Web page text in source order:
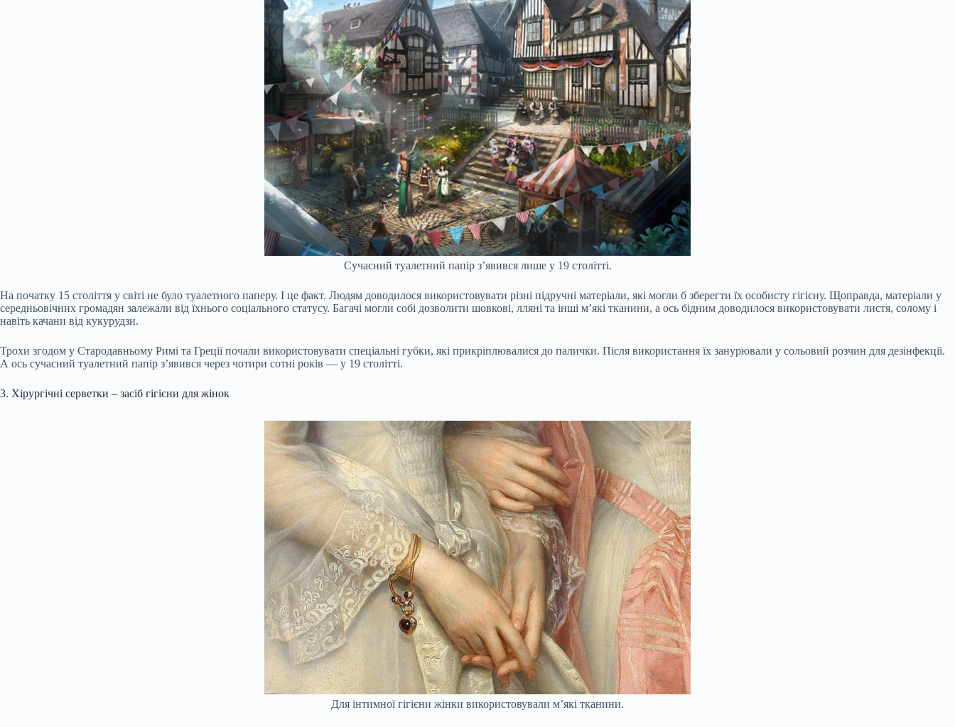
Сучасний туалетний папір з’явився лише у 19 столітті.
На початку 15 століття у світі не було туалетного паперу. І це факт. Людям доводилося використовувати різні підручні матеріали, які могли б зберегти їх особисту гігієну. Щоправда, матеріали у
середньовічних громадян залежали від їхнього соціального статусу. Багачі могли собі дозволити шовкові, лляні та інші м’які тканини, а ось бідним доводилося використовувати листя, солому і
навіть качани від кукурудзи.
Трохи згодом у Стародавньому Римі та Греції почали використовувати спеціальні губки, які прикріплювалися до палички. Після використання їх занурювали у сольовий розчин для дезінфекції.
А ось сучасний туалетний папір з’явився через чотири сотні років — у 19 столітті.
3. Хірургічні серветки – засіб гігієни для жінок
Для інтимної гігієни жінки використовували м’які тканини.